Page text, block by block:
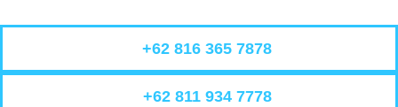
+62 816 365 7878
+62 811 934 7778